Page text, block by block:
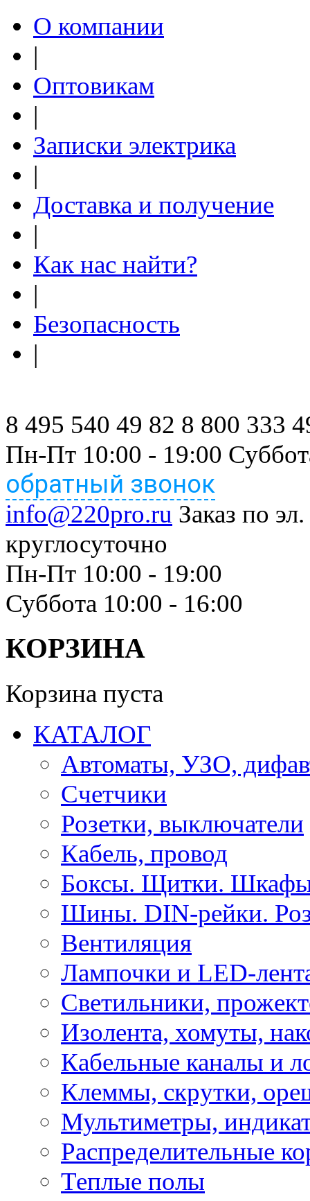
О компании
|
Оптовикам
|
Записки электрика
|
Доставка и получение
|
Как нас найти?
|
Безопасность
|
8 495 540 49 82 8 800 333
Пн-Пт 10:00 - 19:00
обратный звонок
info@220pro.ru Заказ по
круглосуточно
Пн-Пт 10:00 - 19:00
Суббота 10:00 - 16:00
КОРЗИНА
Корзина пуста
КАТАЛОГ
Автоматы, УЗО,
Счетчики
Розетки, выключатели
Кабель, провод
Боксы. Щитки.
Шины. DIN-рейки.
Вентиляция
Лампочки и LED-
Светильники,
Изолента, хомуты,
Кабельные каналы и
Клеммы, скрутки,
Мультиметры,
Распределительные
Теплые полы